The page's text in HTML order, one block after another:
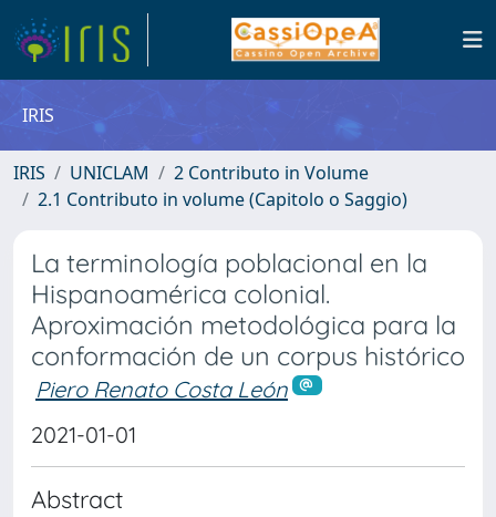
IRIS
IRIS UNICLAM
2 Contributo in Volume
2.1 Contributo in volume (Capitolo o Saggio)
La terminología poblacional en la
Hispanoamérica colonial.
Aproximación metodológica para la
conformación de un corpus histórico
Piero Renato Costa León
2021-01-01
Abstract